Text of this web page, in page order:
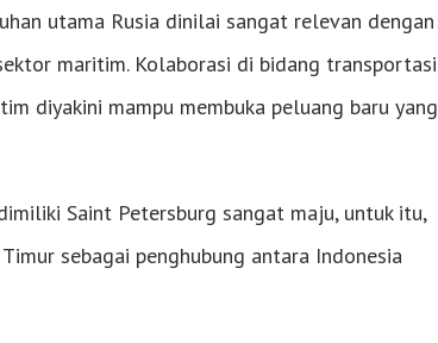
utama Rusia dinilai sangat relevan dengan
maritim. Kolaborasi di bidang transportasi
diyakini mampu membuka peluang baru yang
Saint Petersburg sangat maju, untuk itu,
sebagai penghubung antara Indonesia